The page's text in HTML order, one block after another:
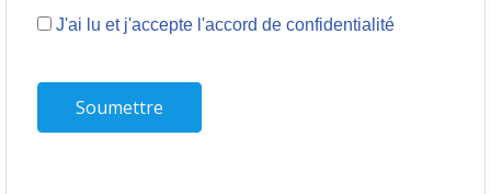
J'ai lu et j'accepte l'accord de confidentialité